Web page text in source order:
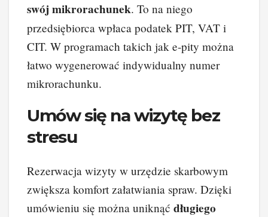
swój mikrorachunek. To na niego
przedsiębiorca wpłaca podatek PIT, VAT i
CIT. W programach takich jak e-pity można
łatwo wygenerować indywidualny numer
mikrorachunku.
Umów się na wizytę bez
stresu
Rezerwacja wizyty w urzędzie skarbowym
zwiększa komfort załatwiania spraw. Dzięki
umówieniu się można uniknąć długiego